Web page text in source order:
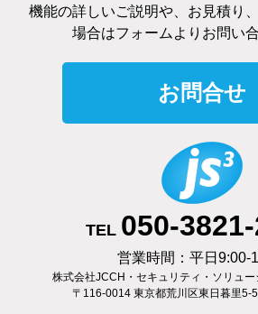
機能の詳しいご説明や、お見積り
場合はフォームよりお問い
お問合せ
TEL 050-
営業時間：平日9:00-
株式会社JCCH・セキュリティ・ソリュ
〒116-0014 東京都荒川区東日暮里5-